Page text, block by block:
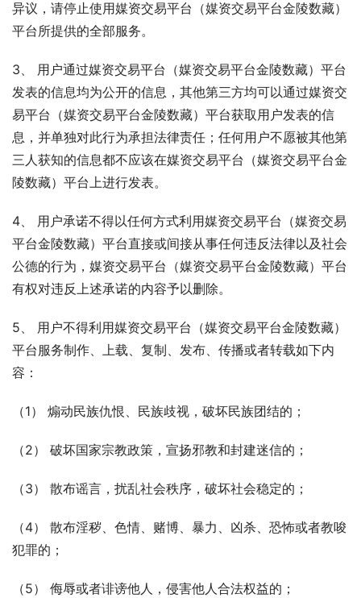
异议，请停止使用媒资交易平台（媒资交易平台金陵数藏）
平台所提供的全部服务。
3、 用户通过媒资交易平台（媒资交易平台金陵数藏）平台
发表的信息均为公开的信息，其他第三方均可以通过媒资交
易平台（媒资交易平台金陵数藏）平台获取用户发表的信
息，并单独对此行为承担法律责任；任何用户不愿被其他第
三人获知的信息都不应该在媒资交易平台（媒资交易平台金
陵数藏）平台上进行发表。
4、 用户承诺不得以任何方式利用媒资交易平台（媒资交易
平台金陵数藏）平台直接或间接从事任何违反法律以及社会
公德的行为，媒资交易平台（媒资交易平台金陵数藏）平台
有权对违反上述承诺的内容予以删除。
5、 用户不得利用媒资交易平台（媒资交易平台金陵数藏）
平台服务制作、上载、复制、发布、传播或者转载如下内
容：
（1） 煽动民族仇恨、民族歧视，破坏民族团结的；
（2） 破坏国家宗教政策，宣扬邪教和封建迷信的；
（3） 散布谣言，扰乱社会秩序，破坏社会稳定的；
（4） 散布淫秽、色情、赌博、暴力、凶杀、恐怖或者教唆
犯罪的；
（5） 侮辱或者诽谤他人，侵害他人合法权益的；